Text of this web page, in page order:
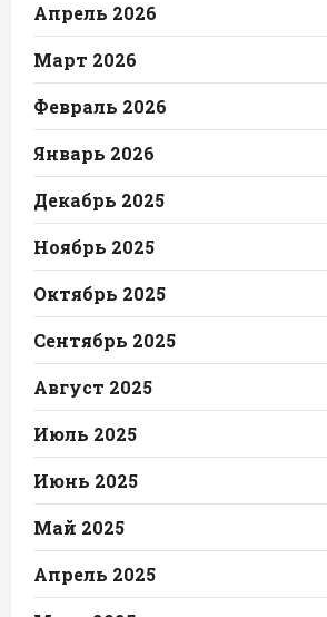
Апрель 2026
Март 2026
Февраль 2026
Январь 2026
Декабрь 2025
Ноябрь 2025
Октябрь 2025
Сентябрь 2025
Август 2025
Июль 2025
Июнь 2025
Май 2025
Апрель 2025